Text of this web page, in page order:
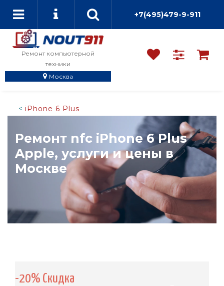
+7(495)479-9-911
Ремонт компьютерной
техники
Москва
iPhone 6 Plus
Ремонт nfc iPhone 6 Plus
Apple, услуги и цены в
Москве
-20% Скидка